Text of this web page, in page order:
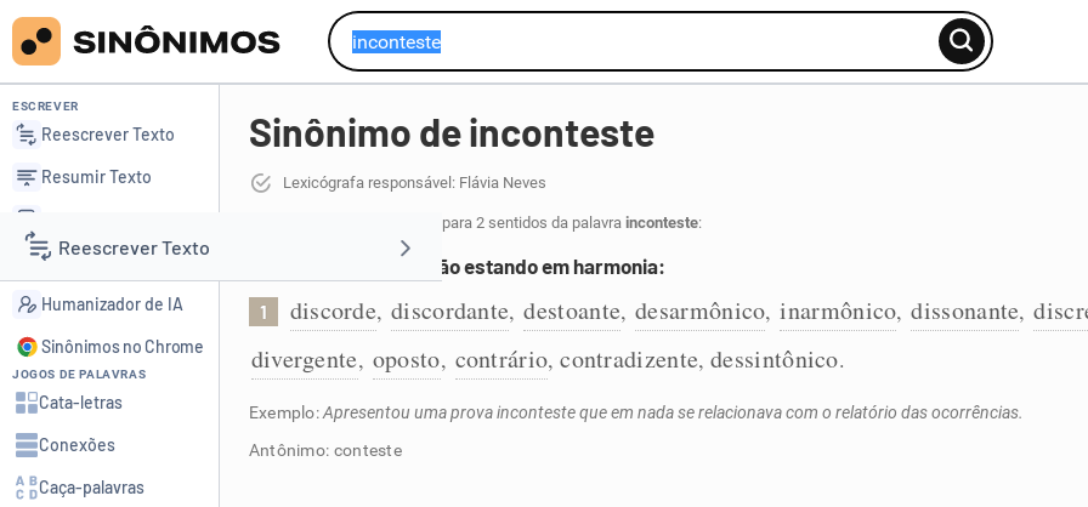
Reescrever Texto
Resumir Texto
Corrigir Texto
Detector de IA
ESCREVER
Reescrever Texto
Resumir Texto
Detector de IA
Humanizador de IA
Sinônimos no Chrome
JOGOS DE PALAVRAS
Cata-letras
Conexões
Caça-palavras
Sinônimo de inconteste
Lexicógrafa responsável: Flávia Neves
para 2 sentidos da palavra inconteste:
Que não é conteste, não estando em harmonia:
1 discorde, discordante, destoante, desarmônico, inarmônico, dissonante,
divergente, oposto, contrário,contradizente,dessintônico.
Exemplo:Apresentou uma prova inconteste que em nada se relacionava com o relatório das ocorrências.
Antônimo: conteste